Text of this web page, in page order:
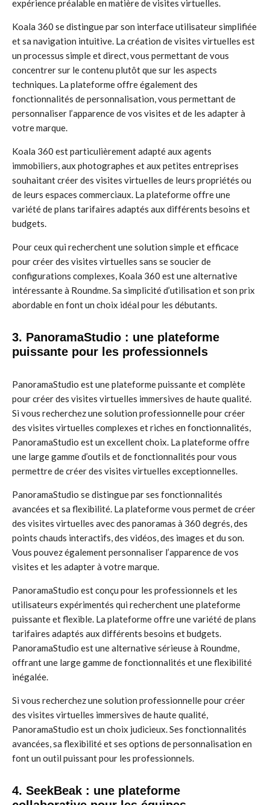
expérience préalable en matière de visites virtuelles.
Koala 360 se distingue par son interface utilisateur simplifiée
et sa navigation intuitive. La création de visites virtuelles est
un processus simple et direct, vous permettant de vous
concentrer sur le contenu plutôt que sur les aspects
techniques. La plateforme offre également des
fonctionnalités de personnalisation, vous permettant de
personnaliser l’apparence de vos visites et de les adapter à
votre marque.
Koala 360 est particulièrement adapté aux agents
immobiliers, aux photographes et aux petites entreprises
souhaitant créer des visites virtuelles de leurs propriétés ou
de leurs espaces commerciaux. La plateforme offre une
variété de plans tarifaires adaptés aux différents besoins et
budgets.
Pour ceux qui recherchent une solution simple et efficace
pour créer des visites virtuelles sans se soucier de
configurations complexes, Koala 360 est une alternative
intéressante à Roundme. Sa simplicité d’utilisation et son prix
abordable en font un choix idéal pour les débutants.
3. PanoramaStudio : une plateforme
puissante pour les professionnels
PanoramaStudio est une plateforme puissante et complète
pour créer des visites virtuelles immersives de haute qualité.
Si vous recherchez une solution professionnelle pour créer
des visites virtuelles complexes et riches en fonctionnalités,
PanoramaStudio est un excellent choix. La plateforme offre
une large gamme d’outils et de fonctionnalités pour vous
permettre de créer des visites virtuelles exceptionnelles.
PanoramaStudio se distingue par ses fonctionnalités
avancées et sa flexibilité. La plateforme vous permet de créer
des visites virtuelles avec des panoramas à 360 degrés, des
points chauds interactifs, des vidéos, des images et du son.
Vous pouvez également personnaliser l’apparence de vos
visites et les adapter à votre marque.
PanoramaStudio est conçu pour les professionnels et les
utilisateurs expérimentés qui recherchent une plateforme
puissante et flexible. La plateforme offre une variété de plans
tarifaires adaptés aux différents besoins et budgets.
PanoramaStudio est une alternative sérieuse à Roundme,
offrant une large gamme de fonctionnalités et une flexibilité
inégalée.
Si vous recherchez une solution professionnelle pour créer
des visites virtuelles immersives de haute qualité,
PanoramaStudio est un choix judicieux. Ses fonctionnalités
avancées, sa flexibilité et ses options de personnalisation en
font un outil puissant pour les professionnels.
4. SeekBeak : une plateforme